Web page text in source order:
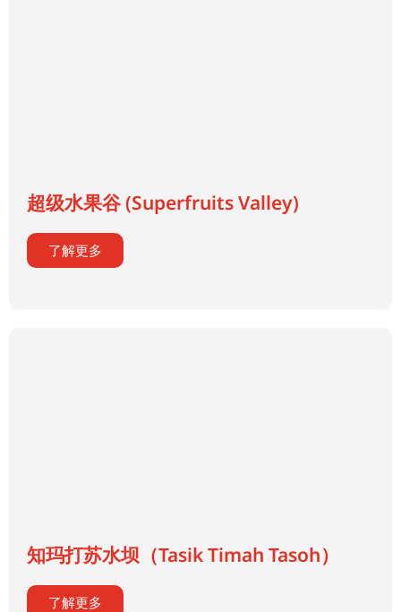
超级水果谷 (Superfruits Valley)
了解更多
知玛打苏水坝（Tasik Timah Tasoh）
了解更多